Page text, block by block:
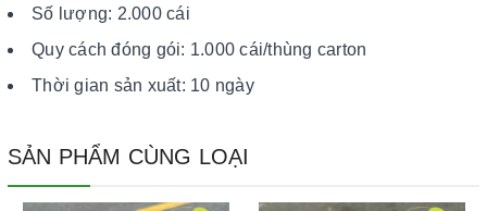
Số lượng: 2.000 cái
Quy cách đóng gói: 1.000 cái/thùng carton
Thời gian sản xuất: 10 ngày
SẢN PHẨM CÙNG LOẠI